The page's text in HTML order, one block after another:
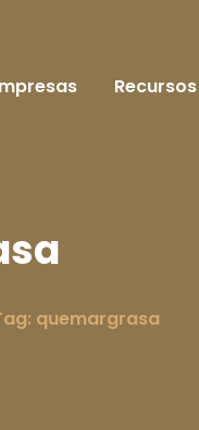
Recursos
quemargrasa